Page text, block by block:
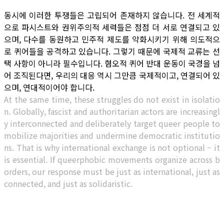
동시에 이러한 투쟁들은 고립되어 존재하지 않습니다. 전 세계적
으로 파시스트와 권위주의적 세력들은 점점 더 서로 연결되고 있
으며, 다수를 동원하고 민주적 제도를 약화시키기 위해 의도적으
로 퀴어들을 공격하고 있습니다. 그렇기 때문에 국제적 교류는 선
택 사항이 아니라 필수입니다. 혐오적 퀴어 반대 운동이 국경을 넘
어 조직된다면, 우리의 대응 역시 그만큼 국제적이고, 연결되어 있
으며, 연대적이어야 합니다.
At the same time, these struggles do not exist in isolatio
n. Globally, fascist and authoritarian actors are increasingl
y interconnected and deliberately target queer people to
mobilize majorities and undermine democratic institutio
ns. That is why international exchange is not optional – it
is essential. If queerphobic movements organize across b
orders, our response must be just as international, just as
connected, and just as solidaristic.